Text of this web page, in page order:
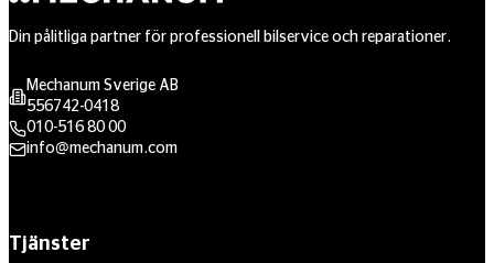
Din pålitliga partner för professionell bilservice och reparationer.
Mechanum Sverige AB
556742-0418
010-516 80 00
info@mechanum.com
Tjänster